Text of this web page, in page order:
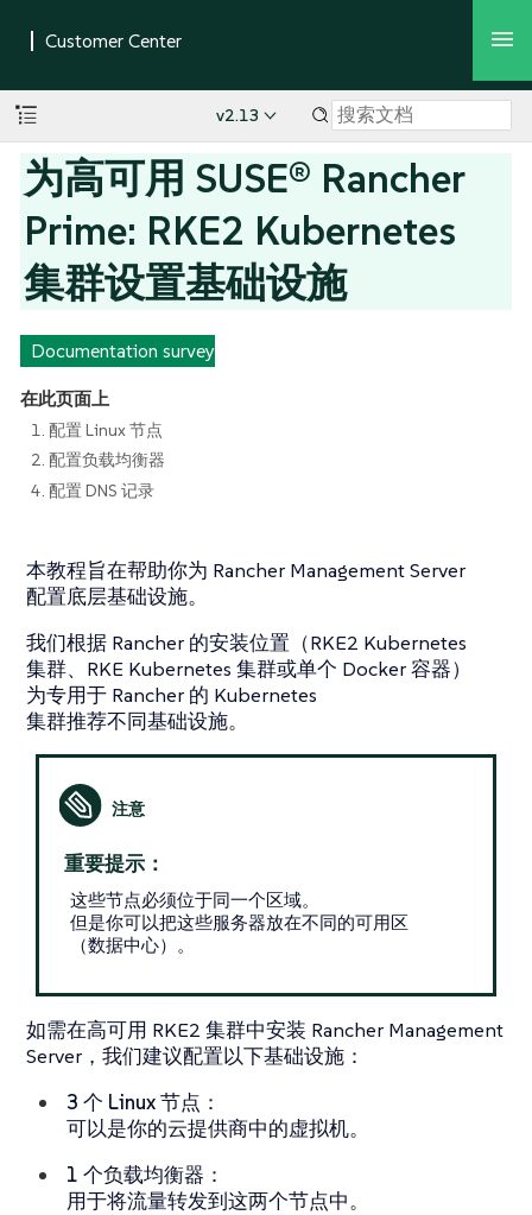
v2.13
为高可用 SUSE® Rancher
Prime: RKE2 Kubernetes
集群设置基础设施
Documentation survey
在此页面上
1. 配置 Linux 节点
2. 配置负载均衡器
4. 配置 DNS 记录
本教程旨在帮助你为 Rancher Management Server
配置底层基础设施。
我们根据 Rancher 的安装位置（RKE2 Kubernetes
集群、RKE Kubernetes 集群或单个 Docker 容器）
为专用于 Rancher 的 Kubernetes
集群推荐不同基础设施。
重要提示：
这些节点必须位于同一个区域。
但是你可以把这些服务器放在不同的可用区
（数据中心）。
如需在高可用 RKE2 集群中安装 Rancher Management
Server，我们建议配置以下基础设施：
3 个 Linux 节点 ：
可以是你的云提供商中的虚拟机。
1 个负载均衡器 ：
用于将流量转发到这两个节点中。